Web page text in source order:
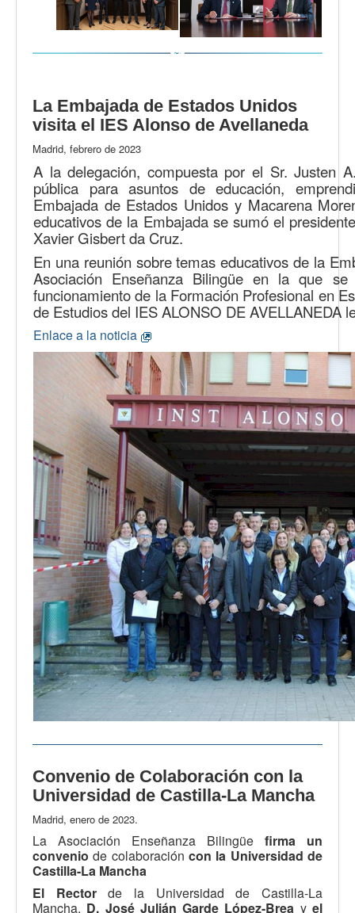
La Embajada de Estados Unidos
visita el IES Alonso de Avellaneda
Madrid, febrero de 2023
A la delegación, compuesta por el Sr. Justen
pública para asuntos de educación,
Embajada de Estados Unidos y Macarena
educativos de la Embajada se sumó el
Xavier Gisbert da Cruz.
En una reunión sobre temas educativos de la
Asociación Enseñanza Bilingüe en la que
funcionamiento de la Formación Profesional en
de Estudios del IES ALONSO DE AVELLANEDA
Enlace a la noticia
Convenio de Colaboración con la
Universidad de Castilla-La Mancha
Madrid, enero de 2023.
La Asociación Enseñanza Bilingüe firma un
convenio de colaboración con la Universidad de
Castilla-La Mancha
El Rectorde la Universidad de Castilla-La
Mancha, D. José Julián Garde López-Brea yel